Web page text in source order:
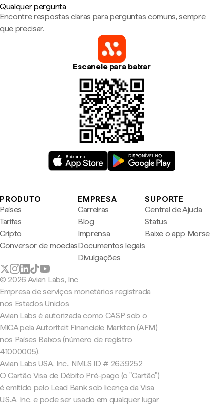
Qualquer pergunta
Encontre respostas claras para perguntas comuns, sempre
que precisar.
Escaneie para baixar
PRODUTO
Países
Tarifas
Cripto
Conversor de moedas
EMPRESA
Carreiras
Blog
Imprensa
Documentos legais
Divulgações
SUPORTE
Central de Ajuda
Status
Baixe o app Morse
© 2026 Avian Labs, Inc
Empresa de serviços monetários registrada
nos Estados Unidos
Avian Labs é autorizada como CASP sob o
MiCA pela Autoriteit Financiële Markten (AFM)
nos Países Baixos (número de registro
41000005).
Avian Labs USA, Inc., NMLS ID # 2639252
O Cartão Visa de Débito Pré-pago (o "Cartão")
é emitido pelo Lead Bank sob licença da Visa
U.S.A. Inc. e pode ser usado em qualquer lugar